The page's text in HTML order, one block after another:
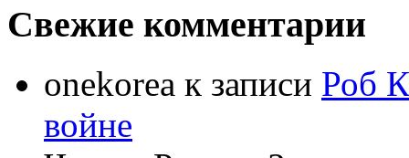
Свежие комментарии
onekorea к записи Роб
войне